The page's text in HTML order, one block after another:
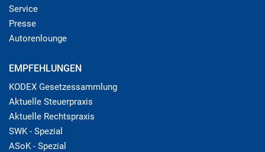
Service
Presse
Autorenlounge
EMPFEHLUNGEN
KODEX Gesetzessammlung
Aktuelle Steuerpraxis
Aktuelle Rechtspraxis
SWK - Spezial
ASoK - Spezial